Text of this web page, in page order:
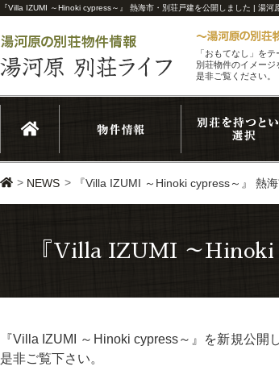
『Villa IZUMI ～Hinoki cypress～』 熱海市・別荘戸建を公開しました | 湯
「おもてなし」を
別荘物件のイメージ
是非ご覧ください。
> NEWS > 『Villa IZUMI ～Hinoki cypress～』 熱
『Villa IZUMI ～Hinoki
『Villa IZUMI ～Hinoki cypress～』を新規公
是非ご覧下さい。